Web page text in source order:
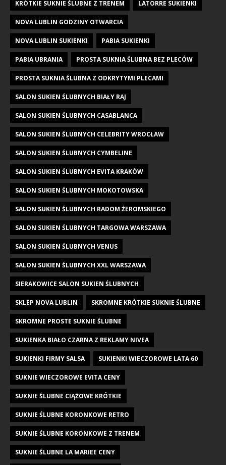
KRÓTKIE SUKNIE ŚLUBNE Z TRENEM LATORRE SUKIENKI
NOVA LUBLIN GODZINY OTWARCIA
NOVA LUBLIN SUKIENKI PABIA SUKIENKI
PABIA UBRANIA PROSTA SUKNIA ŚLUBNA BEZ PLECÓW
PROSTA SUKNIA ŚLUBNA Z ODKRYTYMI PLECAMI
SALON SUKIEN ŚLUBNYCH BIAŁY RAJ
SALON SUKIEN ŚLUBNYCH CASABLANCA
SALON SUKIEN ŚLUBNYCH CELEBRITY WROCŁAW
SALON SUKIEN ŚLUBNYCH CYMBELINE
SALON SUKIEN ŚLUBNYCH EVITA KRAKÓW
SALON SUKIEN ŚLUBNYCH MOKOTOWSKA
SALON SUKIEN ŚLUBNYCH RADOM ŻEROMSKIEGO
SALON SUKIEN ŚLUBNYCH TARGOWA WARSZAWA
SALON SUKIEN ŚLUBNYCH VENUS
SALON SUKIEN ŚLUBNYCH XXL WARSZAWA
SIERAKOWICE SALON SUKIEN ŚLUBNYCH
SKLEP NOVA LUBLIN SKROMNE KRÓTKIE SUKNIE ŚLUBNE
SKROMNE PROSTE SUKNIE ŚLUBNE
SUKIENKA BIAŁO CZARNA Z REKLAMY NIVEA
SUKIENKI FIRMY SALSA SUKIENKI WIECZOROWE LATA 60
SUKNIE WIECZOROWE EVITA CENY
SUKNIE ŚLUBNE CIĄŻOWE KRÓTKIE
SUKNIE ŚLUBNE KORONKOWE RETRO
SUKNIE ŚLUBNE KORONKOWE Z TRENEM
SUKNIE ŚLUBNE LA MARIEE CENY